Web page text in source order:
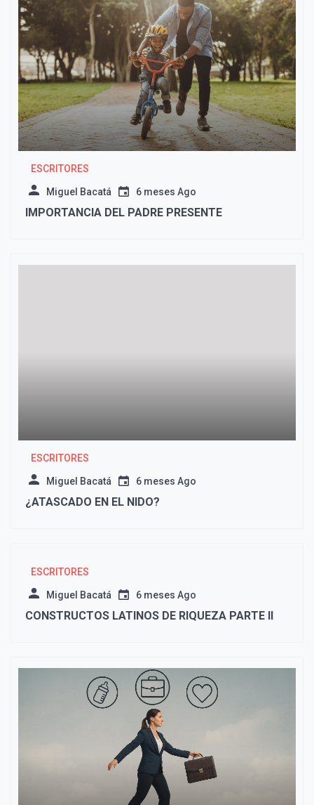
ESCRITORES
Miguel Bacatá 6 meses Ago
IMPORTANCIA DEL PADRE PRESENTE
ESCRITORES
Miguel Bacatá 6 meses Ago
¿ATASCADO EN EL NIDO?
ESCRITORES
Miguel Bacatá 6 meses Ago
CONSTRUCTOS LATINOS DE RIQUEZA PARTE II